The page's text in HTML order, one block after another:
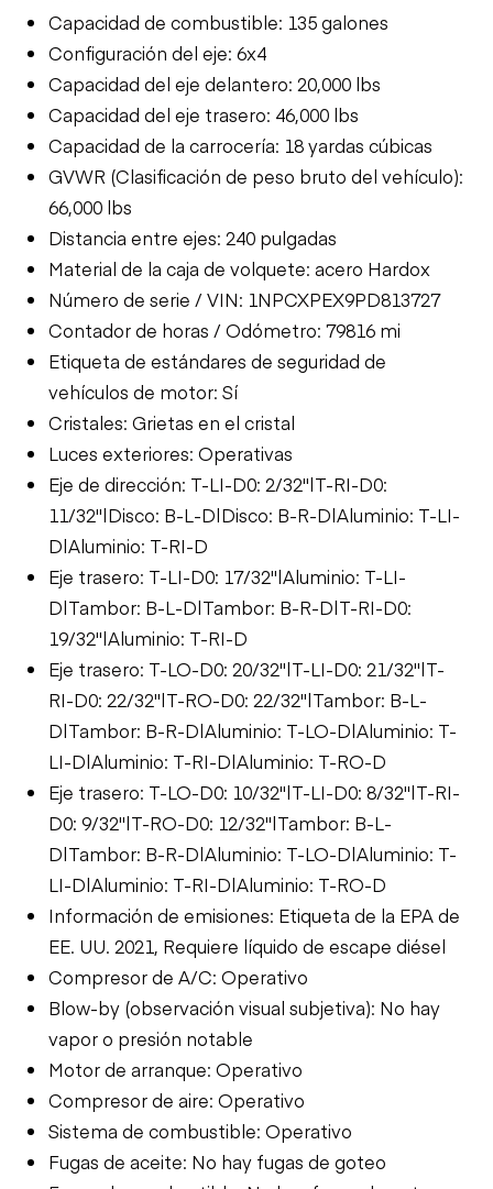
Capacidad de combustible: 135 galones
Configuración del eje: 6x4
Capacidad del eje delantero: 20,000 lbs
Capacidad del eje trasero: 46,000 lbs
Capacidad de la carrocería: 18 yardas cúbicas
GVWR (Clasificación de peso bruto del vehículo):
66,000 lbs
Distancia entre ejes: 240 pulgadas
Material de la caja de volquete: acero Hardox
Número de serie / VIN: 1NPCXPEX9PD813727
Contador de horas / Odómetro: 79816 mi
Etiqueta de estándares de seguridad de
vehículos de motor: Sí
Cristales: Grietas en el cristal
Luces exteriores: Operativas
Eje de dirección: T-LI-D0: 2/32"|T-RI-D0:
11/32"|Disco: B-L-D|Disco: B-R-D|Aluminio: T-LI-
D|Aluminio: T-RI-D
Eje trasero: T-LI-D0: 17/32"|Aluminio: T-LI-
D|Tambor: B-L-D|Tambor: B-R-D|T-RI-D0:
19/32"|Aluminio: T-RI-D
Eje trasero: T-LO-D0: 20/32"|T-LI-D0: 21/32"|T-
RI-D0: 22/32"|T-RO-D0: 22/32"|Tambor: B-L-
D|Tambor: B-R-D|Aluminio: T-LO-D|Aluminio: T-
LI-D|Aluminio: T-RI-D|Aluminio: T-RO-D
Eje trasero: T-LO-D0: 10/32"|T-LI-D0: 8/32"|T-RI-
D0: 9/32"|T-RO-D0: 12/32"|Tambor: B-L-
D|Tambor: B-R-D|Aluminio: T-LO-D|Aluminio: T-
LI-D|Aluminio: T-RI-D|Aluminio: T-RO-D
Información de emisiones: Etiqueta de la EPA de
EE. UU. 2021, Requiere líquido de escape diésel
Compresor de A/C: Operativo
Blow-by (observación visual subjetiva): No hay
vapor o presión notable
Motor de arranque: Operativo
Compresor de aire: Operativo
Sistema de combustible: Operativo
Fugas de aceite: No hay fugas de goteo